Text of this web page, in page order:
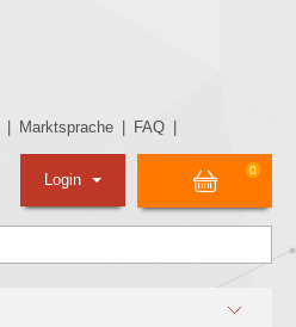
Marktsprache FAQ
0
Login